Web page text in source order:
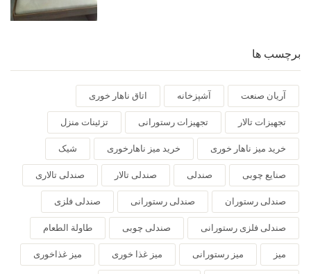
برچسب ها
آریان صنعت آشپزخانه اتاق ناهار خوری
تجهیزات تالار تجهیزات رستورانی تزئینات منزل
خرید میز ناهار خوری خرید میز ناهارخوری شیک
صنایع چوبی صندلی صندلی تالار صندلی تالاری
صندلی رستوران صندلی رستورانی صندلی فلزی
صندلی فلزی رستورانی صندلی چوبی طاولة الطعام
میز میز رستورانی میز غذا خوری میز غذاخوری